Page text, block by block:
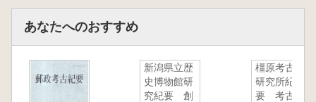
あなたへのおすすめ
新潟県立歴
史博物館研
究紀要 創
橿原考古学
研究所紀
要 考古学